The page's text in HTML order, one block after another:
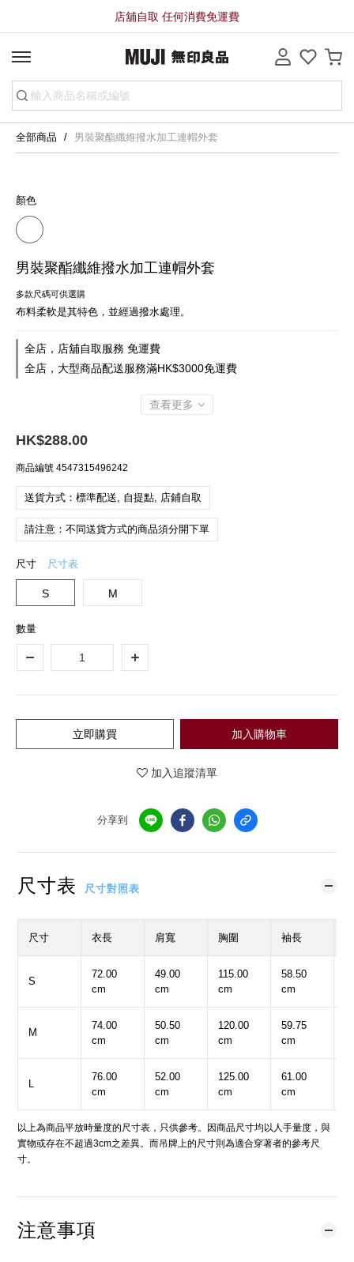
店舖自取 任何消費免運費
全部商品 男裝聚酯纖維撥水加工連帽外套
顏色
男裝聚酯纖維撥水加工連帽外套
多款尺碼可供選購
布料柔軟是其特色，並經過撥水處理。
全店，店舖自取服務 免運費
全店，大型商品配送服務滿HK$3000免運費
查看更多
HK$288.00
商品編號 4547315496242
送貨方式：標準配送, 自提點, 店鋪自取
請注意：不同送貨方式的商品須分開下單
尺寸 尺寸表
S M
數量
加入購物車
立即購買
加入追蹤清單
分享到
尺寸表 尺寸對照表
尺寸 衣長 肩寬 胸圍 袖長
S
72.00
cm
49.00
cm
115.00
cm
58.50
cm
M
74.00
cm
50.50
cm
120.00
cm
59.75
cm
L
76.00
cm
52.00
cm
125.00
cm
61.00
cm
以上為商品平放時量度的尺寸表，只供參考。因商品尺寸均以人手量度，與
實物或存在不超過3cm之差異。而吊牌上的尺寸則為適合穿著者的參考尺
寸。
注意事項